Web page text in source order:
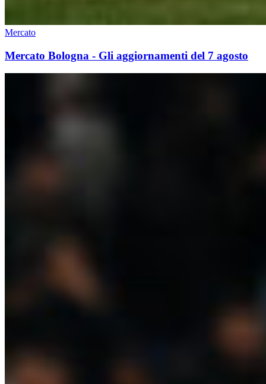
Mercato
Mercato Bologna - Gli aggiornamenti del 7 agosto